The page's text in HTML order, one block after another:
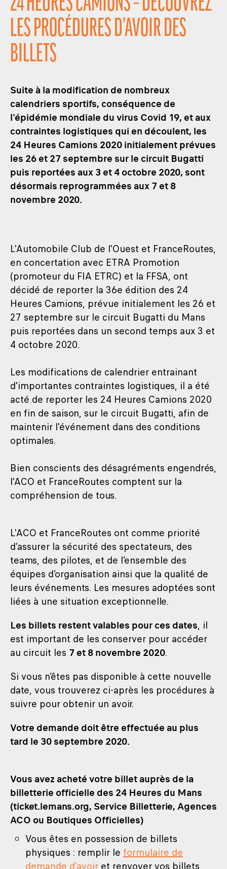
LES PROCÉDURES D’AVOIR DES
BILLETS
Suite à la modification de nombreux
calendriers sportifs, conséquence de
l'épidémie mondiale du virus Covid 19, et aux
contraintes logistiques qui en découlent, les
24 Heures Camions 2020 initialement prévues
les 26 et 27 septembre sur le circuit Bugatti
puis reportées aux 3 et 4 octobre 2020, sont
désormais reprogrammées aux 7 et 8
novembre 2020.
L'Automobile Club de l'Ouest et FranceRoutes,
en concertation avec ETRA Promotion
(promoteur du FIA ETRC) et la FFSA, ont
décidé de reporter la 36e édition des 24
Heures Camions, prévue initialement les 26 et
27 septembre sur le circuit Bugatti du Mans
puis reportées dans un second temps aux 3 et
4 octobre 2020.
Les modifications de calendrier entrainant
d'importantes contraintes logistiques, il a été
acté de reporter les 24 Heures Camions 2020
en fin de saison, sur le circuit Bugatti, afin de
maintenir l'événement dans des conditions
optimales.
Bien conscients des désagréments engendrés,
l'ACO et FranceRoutes comptent sur la
compréhension de tous.
L'ACO et FranceRoutes ont comme priorité
d’assurer la sécurité des spectateurs, des
teams, des pilotes, et de l’ensemble des
équipes d’organisation ainsi que la qualité de
leurs événements. Les mesures adoptées sont
liées à une situation exceptionnelle.
Les billets restent valables pour ces dates, il
est important de les conserver pour accéder
au circuit les 7 et 8 novembre 2020.
Si vous n’êtes pas disponible à cette nouvelle
date, vous trouverez ci-après les procédures à
suivre pour obtenir un avoir.
Votre demande doit être effectuée au plus
tard le 30 septembre 2020.
Vous avez acheté votre billet auprès de la
billetterie officielle des 24 Heures du Mans
(ticket.lemans.org, Service Billetterie, Agences
ACO ou Boutiques Officielles)
Vous êtes en possession de billets
physiques : remplir le formulaire de
demande d’avoir et renvoyer vos billets